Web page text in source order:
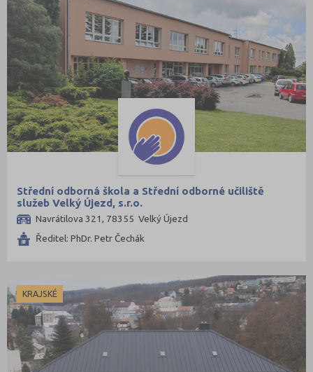
Střední odborná škola a Střední odborné učiliště
služeb Velký Újezd, s.r.o.
Navrátilova 321, 78355 Velký Újezd
Ředitel: PhDr. Petr Čechák
KRAJSKÉ